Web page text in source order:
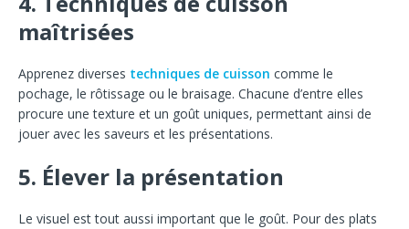
maîtrisées
Apprenez diverses techniques de cuisson comme le
pochage, le rôtissage ou le braisage. Chacune d’entre elles
procure une texture et un goût uniques, permettant ainsi de
jouer avec les saveurs et les présentations.
5. Élever la présentation
Le visuel est tout aussi important que le goût. Pour des plats